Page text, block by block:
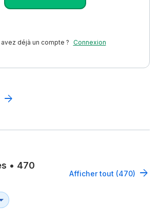
avez déjà un compte ? Connexion
• 470
Afficher tout (470)